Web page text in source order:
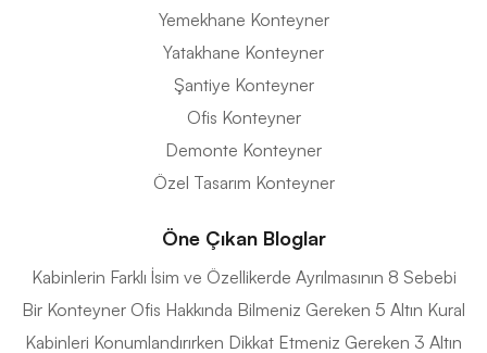
Yemekhane Konteyner
Yatakhane Konteyner
Şantiye Konteyner
Ofis Konteyner
Demonte Konteyner
Özel Tasarım Konteyner
Öne Çıkan Bloglar
Kabinlerin Farklı İsim ve Özellikerde Ayrılmasının 8 Sebebi
Bir Konteyner Ofis Hakkında Bilmeniz Gereken 5 Altın Kural
Kabinleri Konumlandırırken Dikkat Etmeniz Gereken 3 Altın